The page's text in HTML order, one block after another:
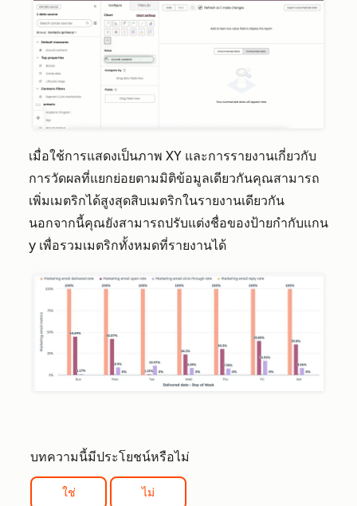
เมื่อใช้การแสดงเป็นภาพ XY และการรายงานเกี่ยวกับ
การวัดผลที่แยกย่อยตามมิติข้อมูลเดียวกันคุณสามารถ
เพิ่มเมตริกได้สูงสุดสิบเมตริกในรายงานเดียวกัน
นอกจากนี้คุณยังสามารถปรับแต่งชื่อของป้ายกำกับแกน
y เพื่อรวมเมตริกทั้งหมดที่รายงานได้
บทความนี้มีประโยชน์หรือไม่
ใช่ ไม่